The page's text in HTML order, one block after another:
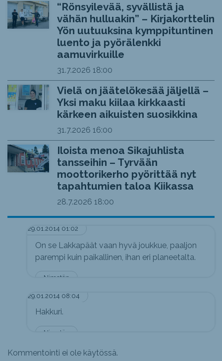
“Rönsyilevää, syvällistä ja
vähän hulluakin” – Kirjakorttelin
Yön uutuuksina kymppituntinen
luento ja pyörälenkki
aamuvirkuille
31.7.2026 18:00
Vielä on jäätelökesää jäljellä –
Yksi maku kiilaa kirkkaasti
kärkeen aikuisten suosikkina
31.7.2026 16:00
Iloista menoa Sikajuhlista
tansseihin – Tyrvään
moottorikerho pyörittää nyt
tapahtumien taloa Kiikassa
28.7.2026 18:00
29.01.2014 01:02
Nimetön
On se Lakkapäät vaan hyvä joukkue, paaljon
parempi kuin paikallinen, ihan eri planeetalta.
29.01.2014 08:04
Nimetön
Hakkuri.
Kommentointi ei ole käytössä.